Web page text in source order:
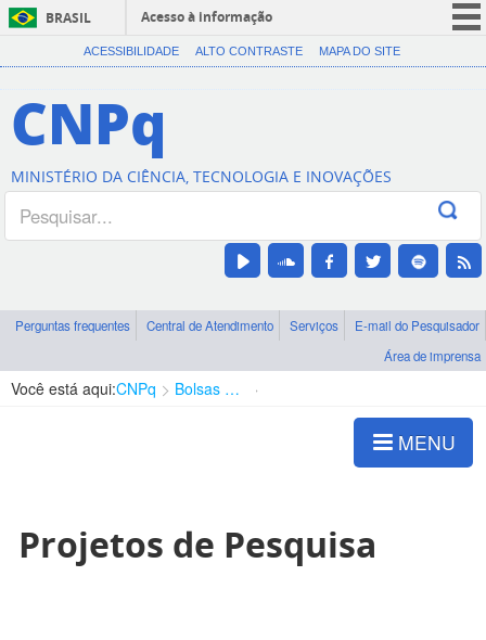
BRASIL
Acesso à informação
CORONAVÍRUS (COVID-19)
Canais
ACESSIBILIDADE ALTO CONTRASTE MAPA DO SITE
CNPq
MINISTÉRIO DA CIÊNCIA, TECNOLOGIA E INOVAÇÕES
Perguntas frequentes Central de Atendimento Serviços
E-mail do Pesquisador
Área de imprensa
Você está aqui:CNPq Bolsas e Auxílios Vigentes
MENU
Projetos de Pesquisa